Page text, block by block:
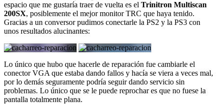
espacio que me gustaría traer de vuelta es el Trinitron Multiscan
200SX, posiblemente el mejor monitor TRC que haya tenido.
Gracias a un conversor pudimos conectarle la PS2 y la PS3 con
unos resultados alucinantes:
Lo único que hubo que hacerle de reparación fue cambiarle el
conector VGA que estaba dando fallos y hacía se viera a veces mal,
por lo demás seguramente podría seguir dando servicio sin
problemas. Lo único que se le puede reprochar es que no fuese la
pantalla totalmente plana.